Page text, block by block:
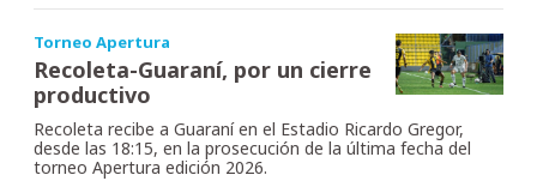
Torneo Apertura
Recoleta-Guaraní, por un cierre
productivo
Recoleta recibe a Guaraní en el Estadio Ricardo Gregor,
desde las 18:15, en la prosecución de la última fecha del
torneo Apertura edición 2026.